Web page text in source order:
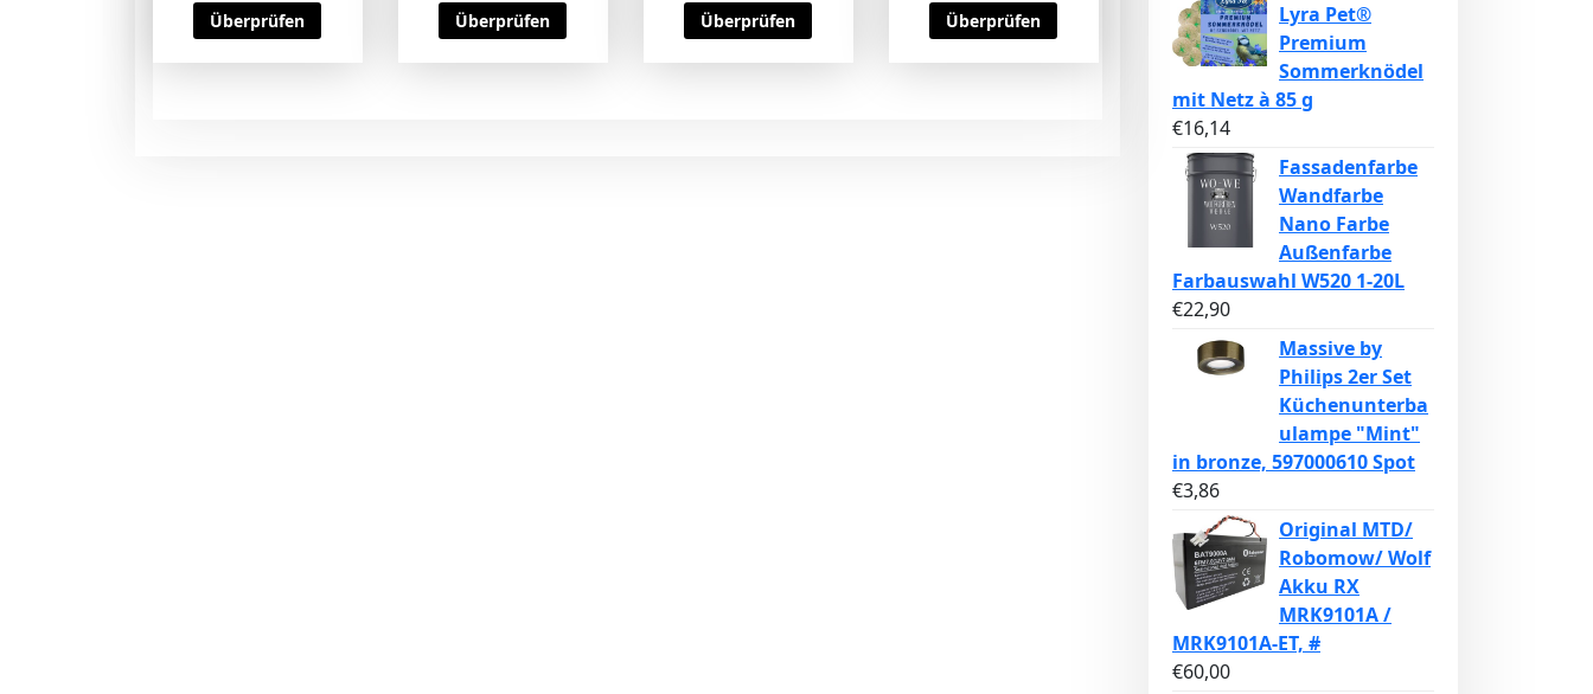
Überprüfen Überprüfen Überprüfen Überprüfen
Lyra Pet®
Premium
Sommerknödel
mit Netz à 85 g
€16,14
Fassadenfarbe
Wandfarbe
Nano Farbe
Außenfarbe
Farbauswahl W520 1-20L
€22,90
Massive by
Philips 2er Set
Küchenunterba
ulampe "Mint"
in bronze, 597000610 Spot
€3,86
Original MTD/
Robomow/ Wolf
Akku RX
MRK9101A /
MRK9101A-ET, #
€60,00